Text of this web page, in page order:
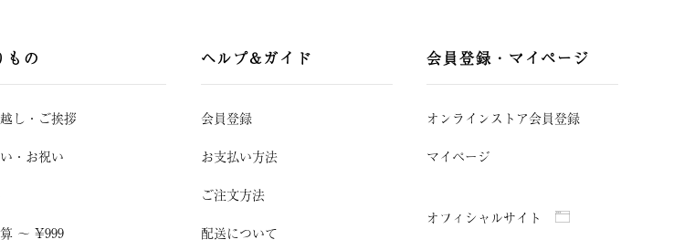
もの
し ・ ご挨拶
・お祝い
〜 ¥999
ヘルプ&ガイド
会員登録
お支払い方法
ご注文方法
配送について
会員登録・マイページ
オンラインストア会員登録
マイページ
オフィシャルサイト